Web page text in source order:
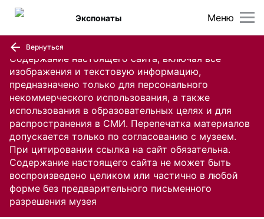
Содержание настоящего сайта, включая все
изображения и текстовую информацию,
предназначено только для персонального
некоммерческого использования, а также
использования в образовательных целях и для
распространения в СМИ. Перепечатка материалов
допускается только по согласованию с музеем.
При цитировании ссылка на сайт обязательна.
Содержание настоящего сайта не может быть
воспроизведено целиком или частично в любой
форме без предварительного письменного
разрешения музея
Меню
Экспонаты
Вернуться